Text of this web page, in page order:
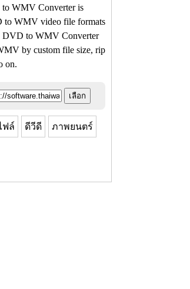
WMV Converter is
to WMV video file formats
DVD to WMV Converter
by custom file size, rip
on.
ฟล์ ดีวีดี ภาพยนตร์